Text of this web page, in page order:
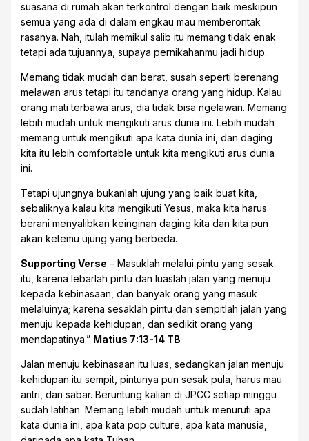
suasana di rumah akan terkontrol dengan baik meskipun
semua yang ada di dalam engkau mau memberontak
rasanya. Nah, itulah memikul salib itu memang tidak enak
tetapi ada tujuannya, supaya pernikahanmu jadi hidup.
Memang tidak mudah dan berat, susah seperti berenang
melawan arus tetapi itu tandanya orang yang hidup. Kalau
orang mati terbawa arus, dia tidak bisa ngelawan. Memang
lebih mudah untuk mengikuti arus dunia ini. Lebih mudah
memang untuk mengikuti apa kata dunia ini, dan daging
kita itu lebih comfortable untuk kita mengikuti arus dunia
ini.
Tetapi ujungnya bukanlah ujung yang baik buat kita,
sebaliknya kalau kita mengikuti Yesus, maka kita harus
berani menyalibkan keinginan daging kita dan kita pun
akan ketemu ujung yang berbeda.
Supporting Verse – Masuklah melalui pintu yang sesak
itu, karena lebarlah pintu dan luaslah jalan yang menuju
kepada kebinasaan, dan banyak orang yang masuk
melaluinya; karena sesaklah pintu dan sempitlah jalan yang
menuju kepada kehidupan, dan sedikit orang yang
mendapatinya.” Matius 7:13-14 TB
Jalan menuju kebinasaan itu luas, sedangkan jalan menuju
kehidupan itu sempit, pintunya pun sesak pula, harus mau
antri, dan sabar. Beruntung kalian di JPCC setiap minggu
sudah latihan. Memang lebih mudah untuk menuruti apa
kata dunia ini, apa kata pop culture, apa kata manusia,